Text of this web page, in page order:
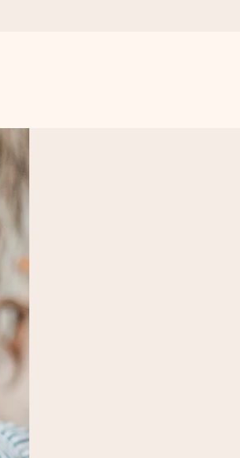
kannst, wenn es am meisten zählt.
nur pure Liebe für den perfekten Moment.